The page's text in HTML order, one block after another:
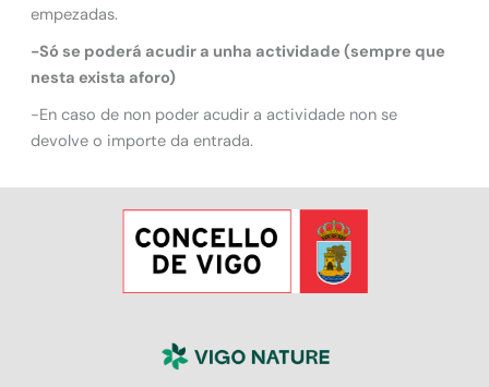
empezadas.
-Só se poderá acudir a unha actividade (sempre que
nesta exista aforo)
-En caso de non poder acudir a actividade non se
devolve o importe da entrada.